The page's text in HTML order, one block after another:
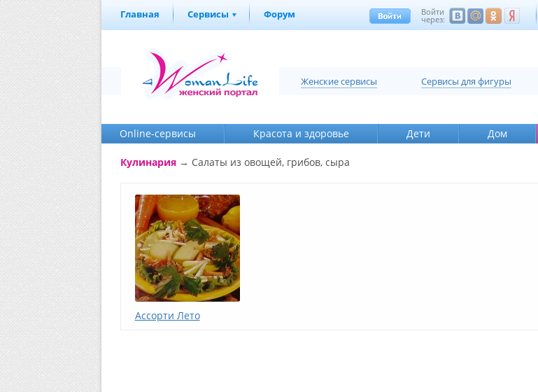
Главная Сервисы Форум Войти
через:
Женские сервисы Cервисы для фигуры
Online-cервисы Красота и здоровье Дети Дом
Кулинария→ Салаты из овощей, грибов, сыра
Ассорти Лето